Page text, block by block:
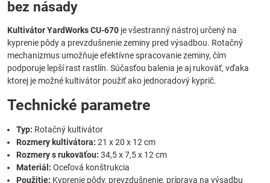
bez násady
Kultivátor YardWorks CU-670 je všestranný nástroj určený na
kyprenie pôdy a prevzdušnenie zeminy pred výsadbou. Rotačný
mechanizmus umožňuje efektívne spracovanie zeminy, čím
podporuje lepší rast rastlín. Súčasťou balenia je aj rukoväť, vďaka
ktorej je možné kultivátor použiť ako jednoradový kyprič.
Technické parametre
Typ: Rotačný kultivátor
Rozmery kultivátora: 21 x 20 x 12 cm
Rozmery s rukoväťou: 34,5 x 7,5 x 12 cm
Materiál: Oceľová konštrukcia
Použitie: Kyprenie pôdy, prevzdušnenie, príprava na výsadbu